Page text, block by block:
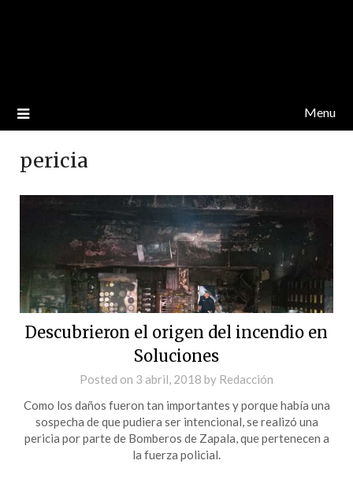
Menu
pericia
Descubrieron el origen del incendio en
Soluciones
Posted on 3 abril, 2018 by Redacción
Como los daños fueron tan importantes y porque había una
sospecha de que pudiera ser intencional, se realizó una
pericia por parte de Bomberos de Zapala, que pertenecen a
la fuerza policial.